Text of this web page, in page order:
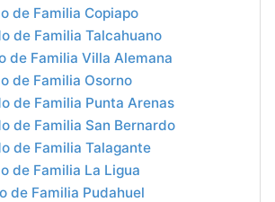
de Familia Copiapo
de Familia Talcahuano
de Familia Villa Alemana
de Familia Osorno
de Familia Punta Arenas
de Familia San Bernardo
de Familia Talagante
de Familia La Ligua
de Familia Pudahuel